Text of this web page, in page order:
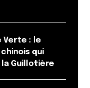
mon site dans le
Verte : le
qui
la Guillotière